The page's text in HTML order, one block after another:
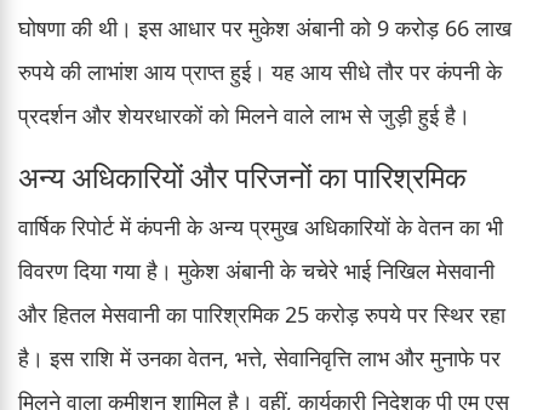
घोषणा की थी। इस आधार पर मुकेश अंबानी को 9 करोड़ 66 लाख
रुपये की लाभांश आय प्राप्त हुई। यह आय सीधे तौर पर कंपनी के
प्रदर्शन और शेयरधारकों को मिलने वाले लाभ से जुड़ी हुई है।
अन्य अधिकारियों और परिजनों का पारिश्रमिक
वार्षिक रिपोर्ट में कंपनी के अन्य प्रमुख अधिकारियों के वेतन का भी
विवरण दिया गया है। मुकेश अंबानी के चचेरे भाई निखिल मेसवानी
और हितल मेसवानी का पारिश्रमिक 25 करोड़ रुपये पर स्थिर रहा
है। इस राशि में उनका वेतन, भत्ते, सेवानिवृत्ति लाभ और मुनाफे पर
मिलने वाला कमीशन शामिल है। वहीं, कार्यकारी निदेशक पी एम एस